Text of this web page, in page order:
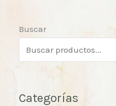
Buscar
Categorías